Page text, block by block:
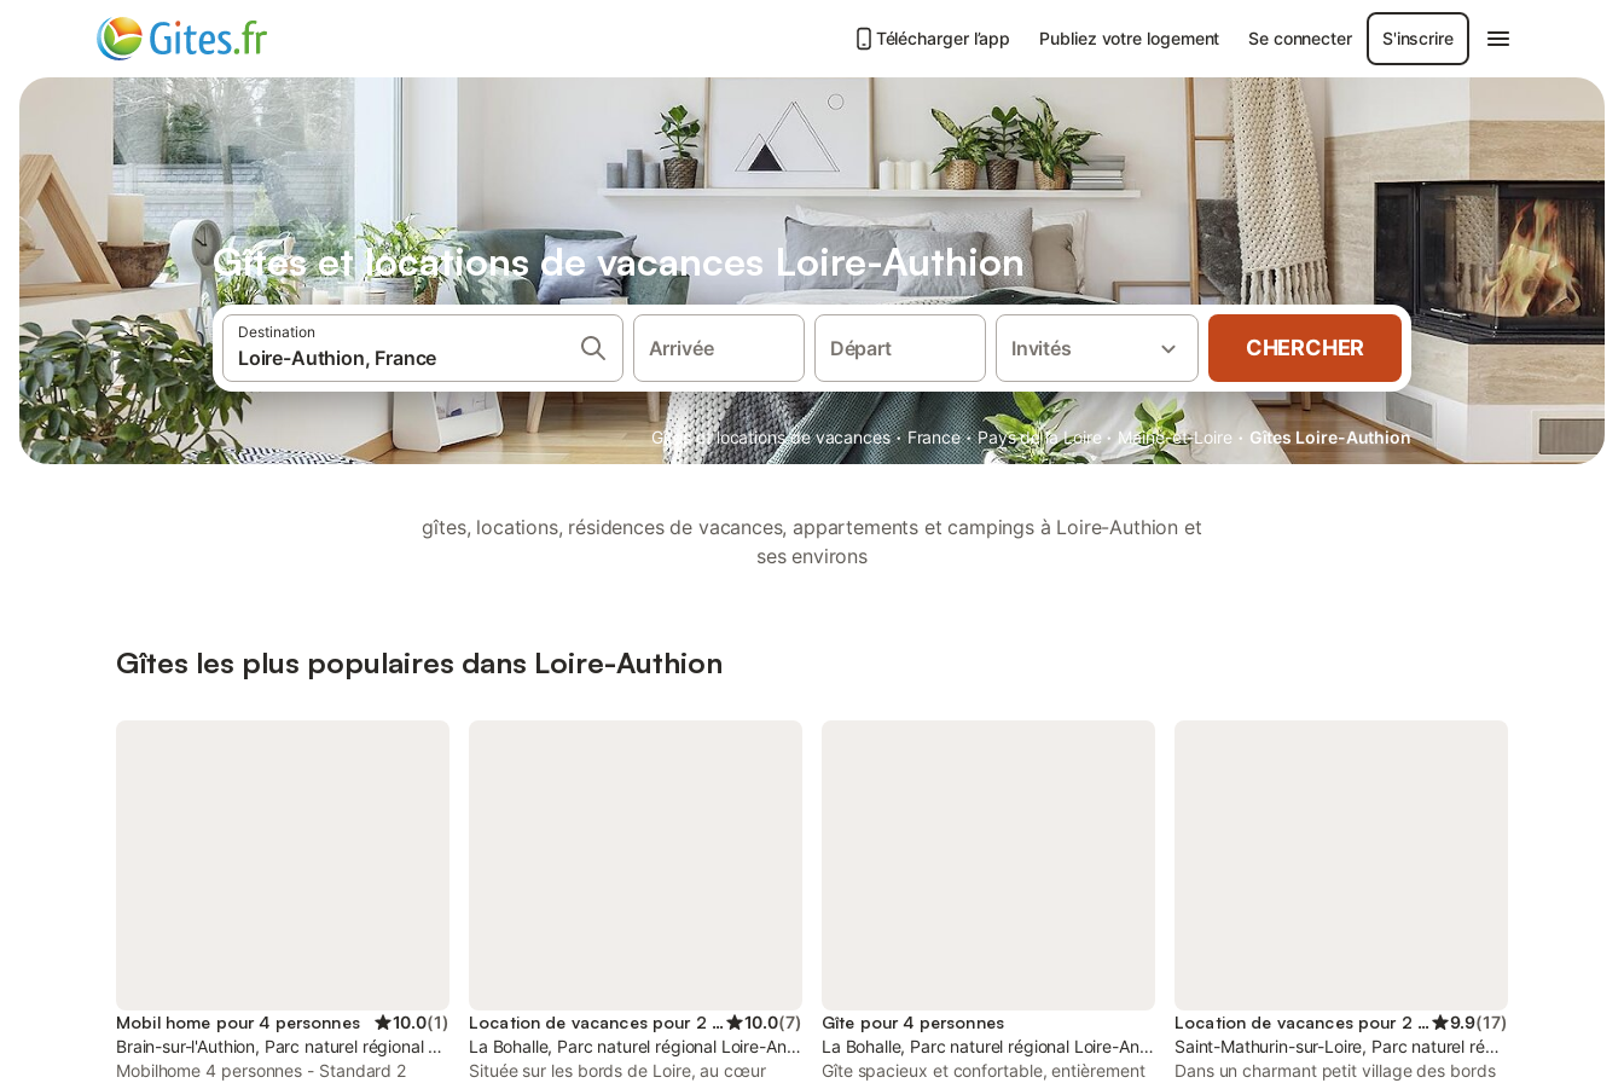
Télécharger l’app Publiez votre logement Se connecter S'inscrire
Gîtes et locations de vacances Loire-Authion
Destination
Arrivée Départ Invités CHERCHER
Gîtes et locations de vacances · France · Pays de la Loire · Maine-et-Loire · Gîtes Loire-Authion
gîtes, locations, résidences de vacances, appartements et campings à Loire-Authion et
ses environs
Gîtes les plus populaires dans Loire-Authion
Mobil home pour 4 personnes 10.0(1)
Brain-sur-l'Authion, Parc naturel régional Loire-Anjou-Touraine
Mobilhome 4 personnes - Standard 2
Location de vacances pour 2 personnes 10.0(7)
La Bohalle, Parc naturel régional Loire-Anjou-Touraine
Située sur les bords de Loire, au cœur
Gîte pour 4 personnes
La Bohalle, Parc naturel régional Loire-Anjou-Touraine
Gîte spacieux et confortable, entièrement
Location de vacances pour 2 personnes 9.9(17)
Saint-Mathurin-sur-Loire, Parc naturel régional Loire-
Dans un charmant petit village des bords